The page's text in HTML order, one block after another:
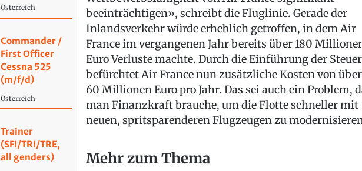
Österreich
Commander /
First Officer
Cessna 525
(m/f/d)
Österreich
Trainer
(SFI/TRI/TRE,
all genders)
beeinträchtigen», schreibt die Fluglinie. Gerade der
Inlandsverkehr würde erheblich getroffen, in dem Air
France im vergangenen Jahr bereits über 180
Euro Verluste machte. Durch die Einführung der Steuer
befürchtet Air France nun zusätzliche Kosten von über
60 Millionen Euro pro Jahr. Das sei auch ein Problem,
man Finanzkraft brauche, um die Flotte schneller mit
neuen, spritsparenderen Flugzeugen zu
Mehr zum Thema